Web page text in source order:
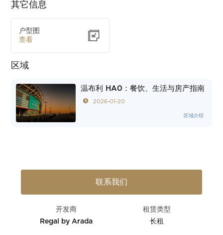
其它信息
户型图
查看
区域
温布利 HA0：餐饮、生活与房产指南
2026-01-20
区域介绍
联系我们
开发商
Regal by Arada
租赁类型
长租